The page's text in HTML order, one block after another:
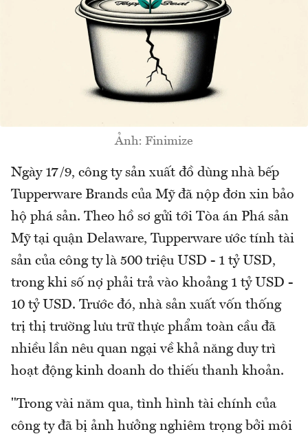
Ảnh: Finimize
Ngày 17/9, công ty sản xuất đồ dùng nhà bếp
Tupperware Brands của Mỹ đã nộp đơn xin bảo
hộ phá sản. Theo hồ sơ gửi tới Tòa án Phá sản
Mỹ tại quận Delaware, Tupperware ước tính tài
sản của công ty là 500 triệu USD - 1 tỷ USD,
trong khi số nợ phải trả vào khoảng 1 tỷ USD -
10 tỷ USD. Trước đó, nhà sản xuất vốn thống
trị thị trường lưu trữ thực phẩm toàn cầu đã
nhiều lần nêu quan ngại về khả năng duy trì
hoạt động kinh doanh do thiếu thanh khoản.
"Trong vài năm qua, tình hình tài chính của
công ty đã bị ảnh hưởng nghiêm trọng bởi môi